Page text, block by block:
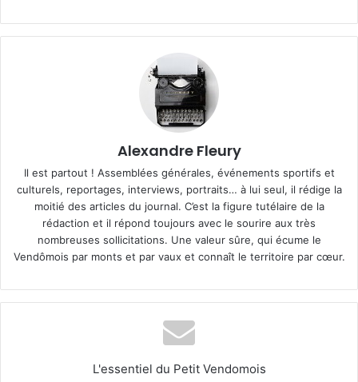
Alexandre Fleury
Il est partout ! Assemblées générales, événements sportifs et
culturels, reportages, interviews, portraits… à lui seul, il rédige la
moitié des articles du journal. C’est la figure tutélaire de la
rédaction et il répond toujours avec le sourire aux très
nombreuses sollicitations. Une valeur sûre, qui écume le
Vendômois par monts et par vaux et connaît le territoire par cœur.
L'essentiel du Petit Vendomois